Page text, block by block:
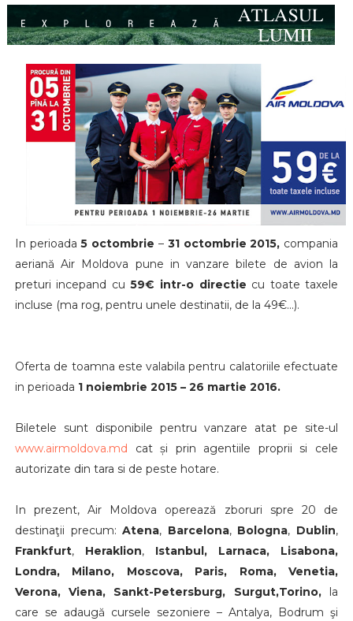
In perioada 5 octombrie – 31 octombrie 2015, compania
aeriană Air Moldova pune in vanzare bilete de avion la
preturi incepand cu59€ intr-o directie cu toate taxele
incluse (ma rog, pentru unele destinatii, de la 49€...).
Oferta de toamna este valabila pentru calatoriile efectuate
in perioada 1 noiembrie 2015 – 26 martie 2016.
Biletele sunt disponibile pentru vanzare atat pe site-ul
www.airmoldova.md cat și prin agentiile proprii si cele
autorizate din tara si de peste hotare.
In prezent, Air Moldova operează zboruri spre 20 de
destinaţii precum:Atena, Barcelona, Bologna, Dublin,
Frankfurt, Heraklion, Istanbul, Larnaca, Lisabona,
Londra, Milano, Moscova, Paris, Roma, Venetia,
Verona, Viena, Sankt-Petersburg, Surgut,Torino, la
care se adaugă cursele sezoniere – Antalya, Bodrum şi